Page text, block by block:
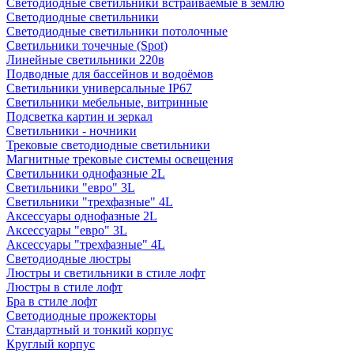
Светодиодные светильники встраиваемые в землю
Светодиодные светильники
Светодиодные светильники потолочные
Светильники точечные (Spot)
Линейные светильники 220в
Подводные для бассейнов и водоёмов
Светильники универсальные IP67
Светильники мебельные, витринные
Подсветка картин и зеркал
Светильники - ночники
Трековые светодиодные светильники
Магнитные трековые системы освещения
Светильники однофазные 2L
Светильники "евро" 3L
Светильники "трехфазные" 4L
Аксессуары однофазные 2L
Аксессуары "евро" 3L
Аксессуары "трехфазные" 4L
Светодиодные люстры
Люстры и светильники в стиле лофт
Люстры в стиле лофт
Бра в стиле лофт
Светодиодные прожекторы
Стандартный и тонкий корпус
Круглый корпус